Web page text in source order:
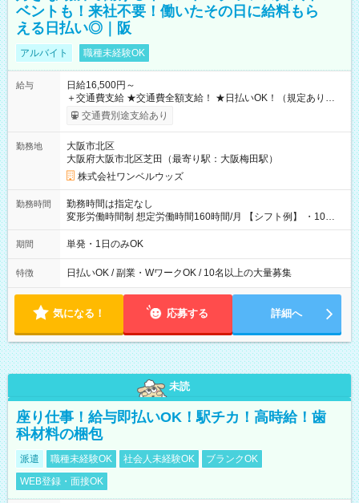
ベントも！来社不要！働いたその日に給料もら
える日払い◎｜阪
アルバイト 職種未経験OK
給与
日給16,500円～
＋交通費支給 ★交通費全額支給！ ★日払いOK！（規定あり） ┗
働いたその日に現金GET♪ お仕事後はコンビニATMから 日払
交通費別途支給あり
勤務地
大阪市北区
大阪府大阪市北区芝田（最寄り駅：大阪梅田駅）
株式会社ワンベルウッズ
勤務時間
勤務時間は指定なし
変形労働時間制 想定労働時間160時間/月 【シフト例】 ・10：
00～20：00
期間 単発・1日のみOK
特徴 日払いOK / 副業・WワークOK / 10名以上の大量募集
気になる！ 応募する 詳細へ
未読
座り仕事！給与即払いOK！駅チカ！高時給！歯
科材料の梱包
派遣 職種未経験OK 社会人未経験OK
ブランクOK
WEB登録・面接OK